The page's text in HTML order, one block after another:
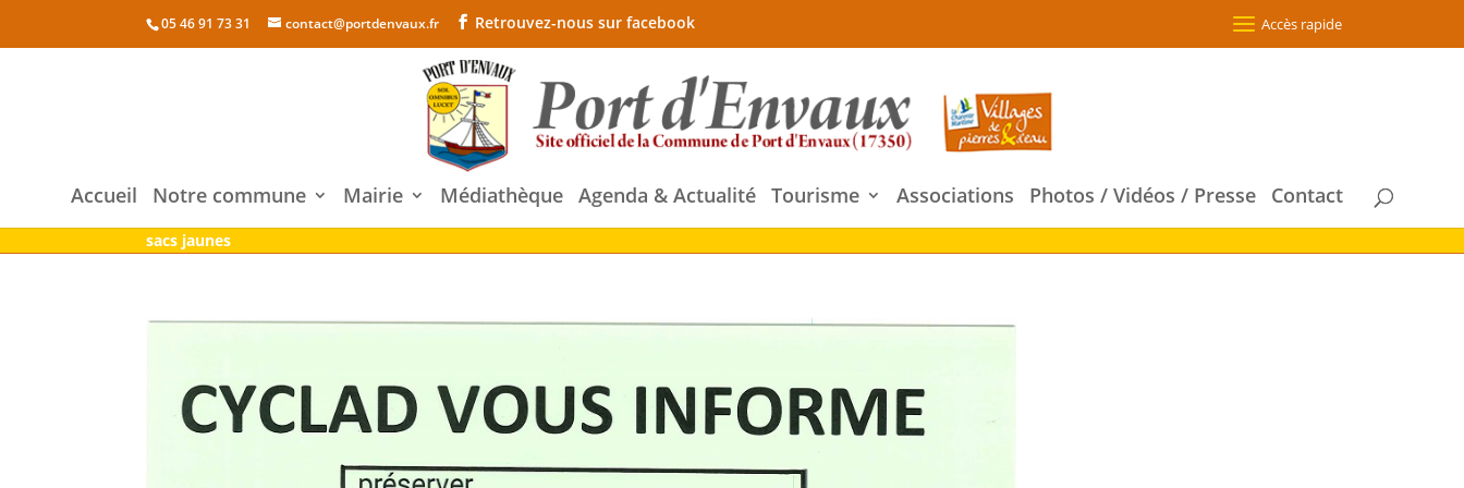
05 46 91 73 31 contact@portdenvaux.fr Retrouvez-nous sur facebook Accès rapide
Accueil Notre commune Mairie Médiathèque Agenda & Actualité Tourisme Associations Photos / Vidéos / Presse Contact
sacs jaunes